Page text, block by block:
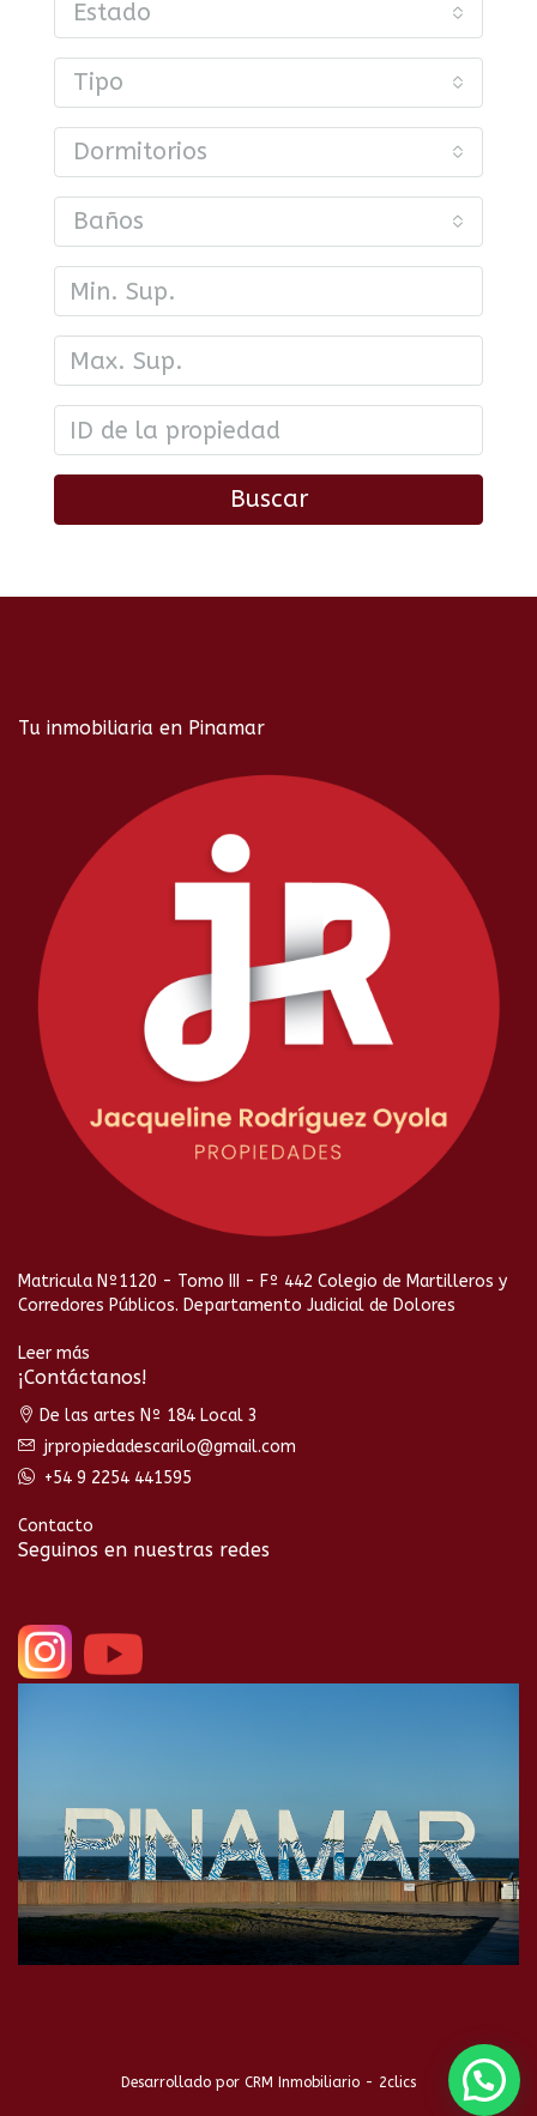
Estado
Tipo
Dormitorios
Baños
Buscar
Tu inmobiliaria en Pinamar
Matricula Nº1120 - Tomo III - Fº 442 Colegio de Martilleros y
Corredores Públicos. Departamento Judicial de Dolores
Leer más
¡Contáctanos!
De las artes Nº 184 Local 3
jrpropiedadescarilo@gmail.com
+54 9 2254 441595
Contacto
Seguinos en nuestras redes
Desarrollado por CRM Inmobiliario - 2clics